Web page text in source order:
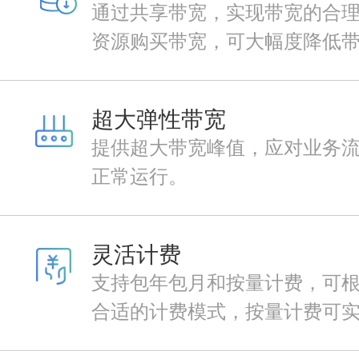
通过共享带宽，实现带宽的合
资源购买带宽，可大幅度降低
超大弹性带宽
提供超大带宽峰值，应对业务
正常运行。
灵活计费
支持包年包月和按量计费，可
合适的计费模式，按量计费可